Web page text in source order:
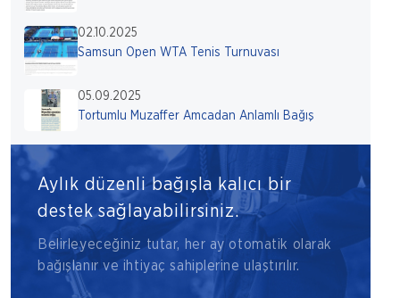
02.10.2025
Samsun Open WTA Tenis Turnuvası
05.09.2025
Tortumlu Muzaffer Amcadan Anlamlı Bağış
Aylık düzenli bağışla kalıcı bir
destek sağlayabilirsiniz.
Belirleyeceğiniz tutar, her ay otomatik olarak
bağışlanır ve ihtiyaç sahiplerine ulaştırılır.